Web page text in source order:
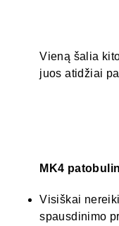
Vieną šalia
juos atidžiai
MK4
Visiškai
spausdinimo